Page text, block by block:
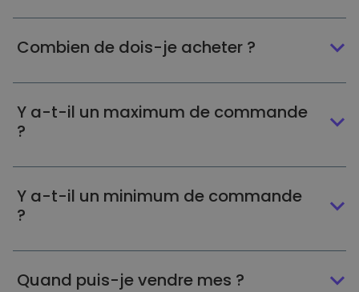
Combien de dois-je acheter ?
Y a-t-il un maximum de commande
?
Y a-t-il un minimum de commande
?
Quand puis-je vendre mes ?